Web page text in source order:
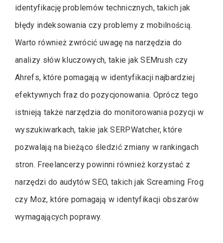
identyfikację problemów technicznych, takich jak
błędy indeksowania czy problemy z mobilnością.
Warto również zwrócić uwagę na narzędzia do
analizy słów kluczowych, takie jak SEMrush czy
Ahrefs, które pomagają w identyfikacji najbardziej
efektywnych fraz do pozycjonowania. Oprócz tego
istnieją także narzędzia do monitorowania pozycji w
wyszukiwarkach, takie jak SERPWatcher, które
pozwalają na bieżąco śledzić zmiany w rankingach
stron. Freelancerzy powinni również korzystać z
narzędzi do audytów SEO, takich jak Screaming Frog
czy Moz, które pomagają w identyfikacji obszarów
wymagających poprawy.